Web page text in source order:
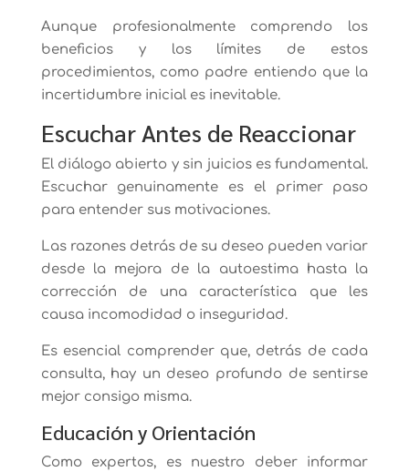
Aunque profesionalmente comprendo los
beneficios y los límites de estos
procedimientos, como padre entiendo que la
incertidumbre inicial es inevitable.
Escuchar Antes de Reaccionar
El diálogo abierto y sin juicios es fundamental.
Escuchar genuinamente es el primer paso
para entender sus motivaciones.
Las razones detrás de su deseo pueden variar
desde la mejora de la autoestima hasta la
corrección de una característica que les
causa incomodidad o inseguridad.
Es esencial comprender que, detrás de cada
consulta, hay un deseo profundo de sentirse
mejor consigo misma.
Educación y Orientación
Como expertos, es nuestro deber informar